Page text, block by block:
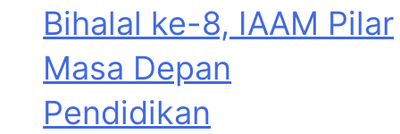
Bihalal ke-8, IAAM Pilar
Masa Depan
Pendidikan